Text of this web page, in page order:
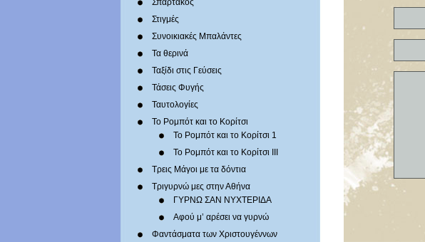
Σπάρτακος
Στιγμές
Συνοικιακές Μπαλάντες
Τα θερινά
Ταξίδι στις Γεύσεις
Τάσεις Φυγής
Ταυτολογίες
Το Ρομπότ και το Κορίτσι
Το Ρομπότ και το Κορίτσι 1
Το Ρομπότ και το Κορίτσι III
Τρεις Μάγοι με τα δόντια
Τριγυρνώ μες στην Αθήνα
ΓΥΡΝΩ ΣΑΝ ΝΥΧΤΕΡΙΔΑ
Αφού μ’ αρέσει να γυρνώ
Φαντάσματα των Χριστουγέννων